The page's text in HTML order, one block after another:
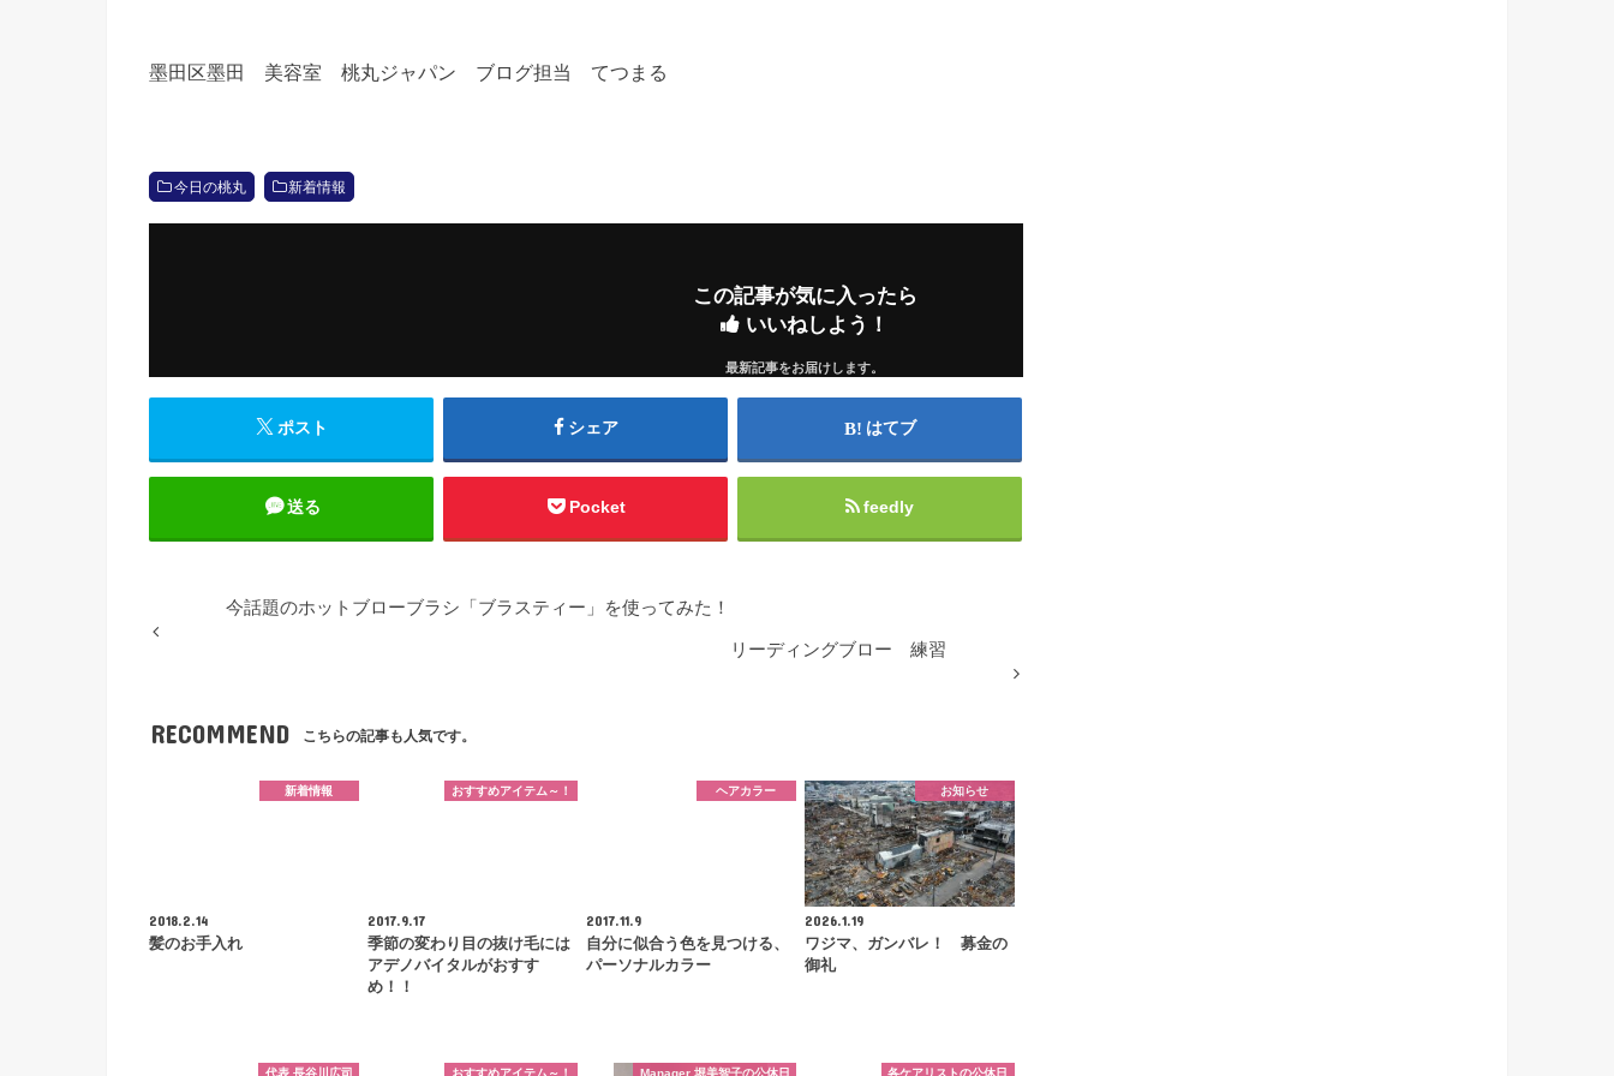
墨田区墨田 美容室 桃丸ジャパン ブログ担当 てつまる
今日の桃丸 新着情報
この記事が気に入ったら
いいねしよう！
最新記事をお届けします。
ポスト シェア はてブ
送る Pocket feedly
今話題のホットブローブラシ「ブラスティー」を使ってみた！
リーディングブロー 練習
RECOMMEND こちらの記事も人気です。
新着情報
2018.2.14
髪のお手入れ
おすすめアイテム～！
2017.9.17
季節の変わり目の抜け毛には
アデノバイタルがおすす
め！！
ヘアカラー
2017.11.9
自分に似合う色を見つける、
パーソナルカラー
お知らせ
2026.1.19
ワジマ、ガンバレ！ 募金の
御礼
代表 長谷川広司 おすすめアイテム～！ Manager 堀美智子の公休日 各ケアリストの公休日